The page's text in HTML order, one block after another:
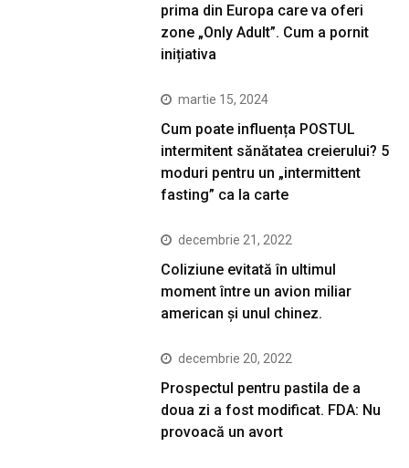
prima din Europa care va oferi
zone „Only Adult”. Cum a pornit
inițiativa
martie 15, 2024
Cum poate influența POSTUL
intermitent sănătatea creierului? 5
moduri pentru un „intermittent
fasting” ca la carte
decembrie 21, 2022
Coliziune evitată în ultimul
moment între un avion miliar
american şi unul chinez.
decembrie 20, 2022
Prospectul pentru pastila de a
doua zi a fost modificat. FDA: Nu
provoacă un avort